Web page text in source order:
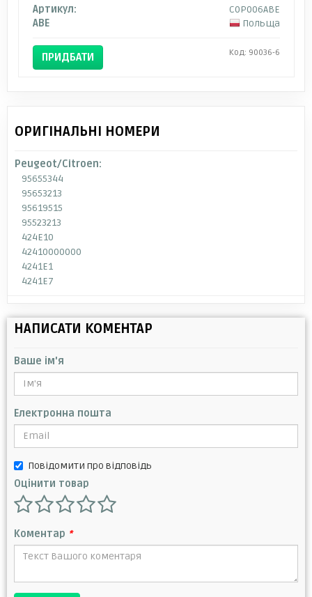
Артикул:
C0P006ABE
ABE
Польща
ПРИДБАТИ Код: 90036-6
ОРИГІНАЛЬНІ НОМЕРИ
Peugeot/Citroen:
95655344
95653213
95619515
95523213
424E10
42410000000
4241E1
4241E7
НАПИСАТИ КОМЕНТАР
Ваше ім'я
Електронна пошта
Повідомити про відповідь
Оцінити товар
Коментар *